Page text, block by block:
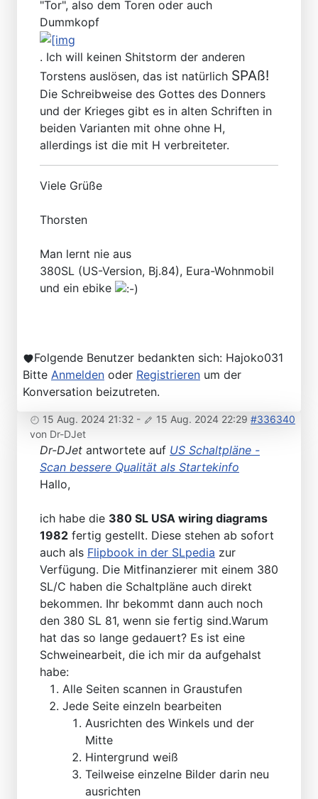
"Tor", also dem Toren oder auch
Dummkopf
. Ich will keinen Shitstorm der anderen
Torstens auslösen, das ist natürlich SPAß!
Die Schreibweise des Gottes des Donners
und der Krieges gibt es in alten Schriften in
beiden Varianten mit ohne ohne H,
allerdings ist die mit H verbreiteter.
Viele Grüße
Thorsten
Man lernt nie aus
380SL (US-Version, Bj.84), Eura-Wohnmobil
und ein ebike
Folgende Benutzer bedankten sich: Hajoko031
Bitte Anmelden oder Registrieren um der
Konversation beizutreten.
15 Aug. 2024 21:32 - 15 Aug. 2024 22:29 #336340
von Dr-DJet
Dr-DJet antwortete auf US Schaltpläne -
Scan bessere Qualität als Startekinfo
Hallo,
ich habe die 380 SL USA wiring diagrams
1982 fertig gestellt. Diese stehen ab sofort
auch als Flipbook in der SLpedia zur
Verfügung. Die Mitfinanzierer mit einem 380
SL/C haben die Schaltpläne auch direkt
bekommen. Ihr bekommt dann auch noch
den 380 SL 81, wenn sie fertig sind.Warum
hat das so lange gedauert? Es ist eine
Schweinearbeit, die ich mir da aufgehalst
habe:
Alle Seiten scannen in Graustufen
Jede Seite einzeln bearbeiten
Ausrichten des Winkels und der
Mitte
Hintergrund weiß
Teilweise einzelne Bilder darin neu
ausrichten